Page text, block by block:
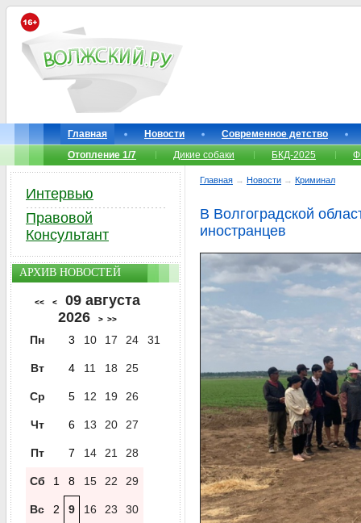
Главная Новости
Современное детство
Отопление 1/7
Дикие собаки БКД-2025
Главная → Новости → Криминал
В Волгоградской
иностранцев
Интервью
Правовой
Консультант
АРХИВ НОВОСТЕЙ
<< <
09 августа
2026
> >>
Пн 3 10 17 24 31
Вт 4 11 18 25
Ср 5 12 19 26
Чт 6 13 20 27
Пт 7 14 21 28
Сб 1 8 15 22 29
Вс 2 9 16 23 30